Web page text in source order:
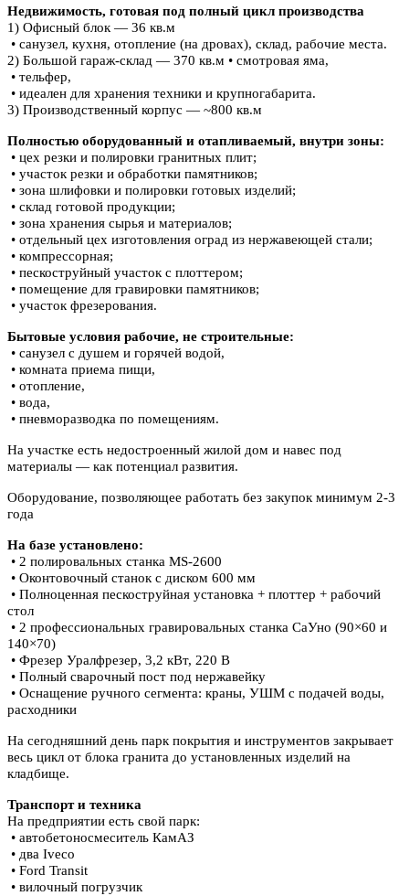
Недвижимость, готовая под полный цикл производства
1) Офисный блок — 36 кв.м
• санузел, кухня, отопление (на дровах), склад, рабочие места.
2) Большой гараж-склад — 370 кв.м • смотровая яма,
• тельфер,
• идеален для хранения техники и крупногабарита.
3) Производственный корпус — ~800 кв.м
Полностью оборудованный и отапливаемый, внутри зоны:
• цех резки и полировки гранитных плит;
• участок резки и обработки памятников;
• зона шлифовки и полировки готовых изделий;
• склад готовой продукции;
• зона хранения сырья и материалов;
• отдельный цех изготовления оград из нержавеющей стали;
• компрессорная;
• пескоструйный участок с плоттером;
• помещение для гравировки памятников;
• участок фрезерования.
Бытовые условия рабочие, не строительные:
• санузел с душем и горячей водой,
• комната приема пищи,
• отопление,
• вода,
• пневморазводка по помещениям.
На участке есть недостроенный жилой дом и навес под
материалы — как потенциал развития.
Оборудование, позволяющее работать без закупок минимум 2-3
года
На базе установлено:
• 2 полировальных станка MS-2600
• Оконтовочный станок с диском 600 мм
• Полноценная пескоструйная установка + плоттер + рабочий
стол
• 2 профессиональных гравировальных станка СаУно (90×60 и
140×70)
• Фрезер Уралфрезер, 3,2 кВт, 220 В
• Полный сварочный пост под нержавейку
• Оснащение ручного сегмента: краны, УШМ с подачей воды,
расходники
На сегодняшний день парк покрытия и инструментов закрывает
весь цикл от блока гранита до установленных изделий на
кладбище.
Транспорт и техника
На предприятии есть свой парк:
• автобетоносмеситель КамАЗ
• два Iveco
• Ford Transit
• вилочный погрузчик